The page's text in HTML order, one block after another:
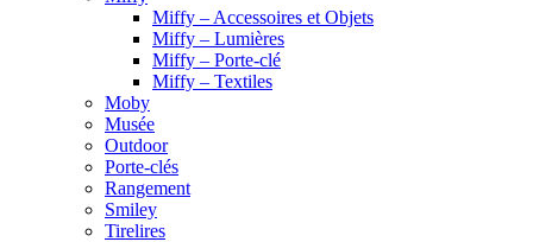
Miffy – Accessoires et Objets
Miffy – Lumières
Miffy – Porte-clé
Miffy – Textiles
Moby
Musée
Outdoor
Porte-clés
Rangement
Smiley
Tirelires